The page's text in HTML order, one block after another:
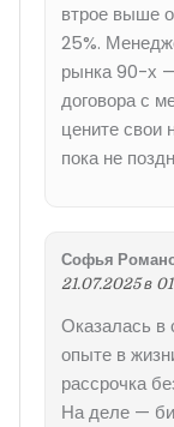
втрое выше
25%.
рынка 90-х
договора с
цените свои
пока не
Софья
21.07.2025 в
Оказалась в
опыте в
рассрочка
На деле —